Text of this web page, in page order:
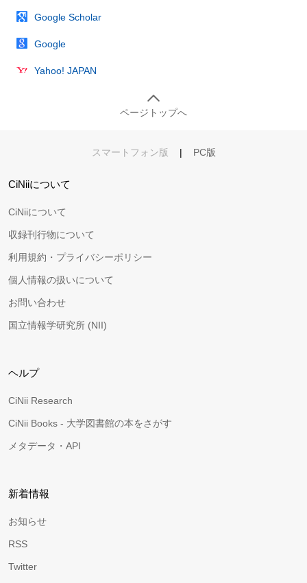
Google Scholar
Google
Yahoo! JAPAN
ページトップへ
スマートフォン版 | PC版
CiNiiについて
CiNiiについて
収録刊行物について
利用規約・プライバシーポリシー
個人情報の扱いについて
お問い合わせ
国立情報学研究所 (NII)
ヘルプ
CiNii Research
CiNii Books - 大学図書館の本をさがす
メタデータ・API
新着情報
お知らせ
RSS
Twitter